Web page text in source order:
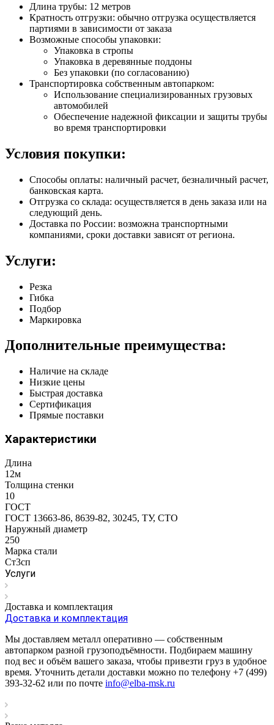
Длина трубы: 12 метров
Кратность отгрузки: обычно отгрузка осуществляется
партиями в зависимости от заказа
Возможные способы упаковки:
Упаковка в стропы
Упаковка в деревянные поддоны
Без упаковки (по согласованию)
Транспортировка собственным автопарком:
Использование специализированных грузовых
автомобилей
Обеспечение надежной фиксации и защиты трубы
во время транспортировки
Условия покупки:
Способы оплаты: наличный расчет, безналичный расчет,
банковская карта.
Отгрузка со склада: осуществляется в день заказа или на
следующий день.
Доставка по России: возможна транспортными
компаниями, сроки доставки зависят от региона.
Услуги:
Резка
Гибка
Подбор
Маркировка
Дополнительные преимущества:
Наличие на складе
Низкие цены
Быстрая доставка
Сертификация
Прямые поставки
Характеристики
Длина
12м
Толщина стенки
10
ГОСТ
ГОСТ 13663-86, 8639-82, 30245, ТУ, СТО
Наружный диаметр
250
Марка стали
Ст3сп
Услуги
Доставка и комплектация
Доставка и комплектация
Мы доставляем металл оперативно — собственным
автопарком разной грузоподъёмности. Подбираем машину
под вес и объём вашего заказа, чтобы привезти груз в удобное
время. Уточнить детали доставки можно по телефону +7 (499)
393-32-62 или по почте info@elba-msk.ru